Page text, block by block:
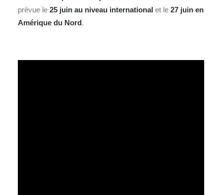
prévue le 25 juin au niveau international et le 27 juin en
Amérique du Nord.